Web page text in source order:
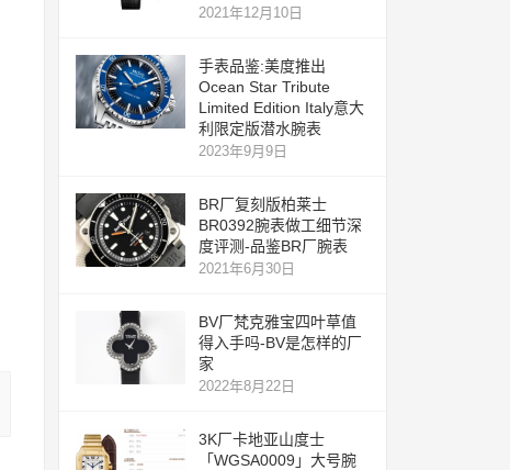
2021年12月10日
手表品鉴:美度推出
Ocean Star Tribute
Limited Edition Italy意大
利限定版潜水腕表
2023年9月9日
BR厂复刻版柏莱士
BR0392腕表做工细节深
度评测-品鉴BR厂腕表
2021年6月30日
BV厂梵克雅宝四叶草值
得入手吗-BV是怎样的厂
家
2022年8月22日
3K厂卡地亚山度士
「WGSA0009」大号腕